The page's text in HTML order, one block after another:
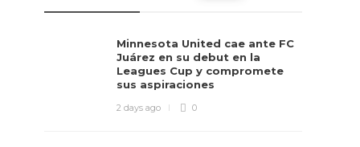
Minnesota United cae ante FC
Juárez en su debut en la
Leagues Cup y compromete
sus aspiraciones
2 days ago 0